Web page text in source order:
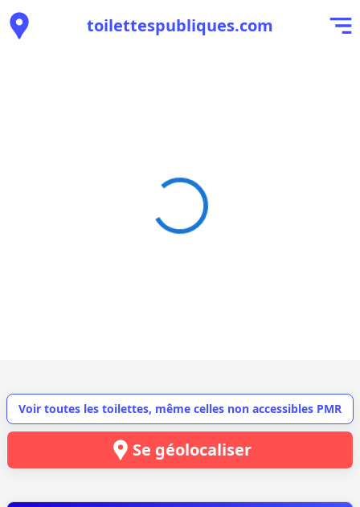
toilettespubliques.com
Voir toutes les toilettes, même celles non accessibles PMR
Se géolocaliser